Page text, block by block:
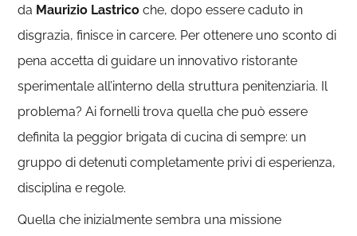
da Maurizio Lastrico che, dopo essere caduto in
disgrazia, finisce in carcere. Per ottenere uno sconto di
pena accetta di guidare un innovativo ristorante
sperimentale all’interno della struttura penitenziaria. Il
problema? Ai fornelli trova quella che può essere
definita la peggior brigata di cucina di sempre: un
gruppo di detenuti completamente privi di esperienza,
disciplina e regole.
Quella che inizialmente sembra una missione